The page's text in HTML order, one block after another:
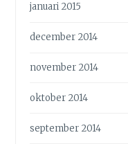
januari 2015
december 2014
november 2014
oktober 2014
september 2014